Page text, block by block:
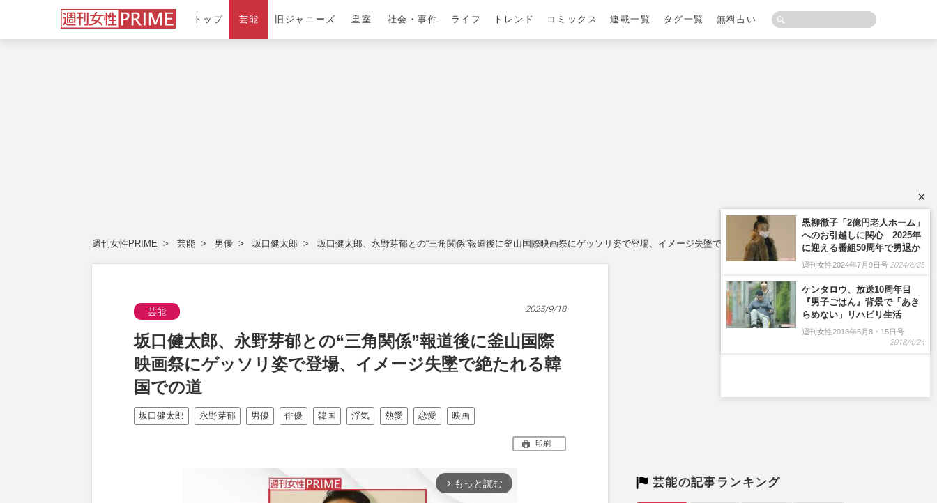
トップ 芸能 旧ジャニーズ 皇室 社会・事件 ライフ トレンド コミックス 連載一覧 タグ一覧 無料占い
週刊女性PRIME 芸能 男優 坂口健太郎 坂口健太郎、永野芽郁との“三角関係”報道後に釜山国際映画祭にゲッソリ姿で登場、イメージ失墜で絶たれる韓国での道
芸能 2025/9/18
坂口健太郎、永野芽郁との“三角関係”報道後に釜山国際
映画祭にゲッソリ姿で登場、イメージ失墜で絶たれる韓
国での道
坂口健太郎 永野芽郁 男優 俳優 韓国 浮気 熱愛 恋愛 映画
印刷
arrow_forward_ios もっと読む 芸能の記事ランキング
×